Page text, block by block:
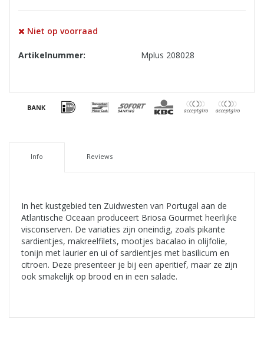
Niet op voorraad
Artikelnummer: Mplus 208028
Info Reviews
In het kustgebied ten Zuidwesten van Portugal aan de
Atlantische Oceaan produceert Briosa Gourmet heerlijke
visconserven. De variaties zijn oneindig, zoals pikante
sardientjes, makreelfilets, mootjes bacalao in olijfolie,
tonijn met laurier en ui of sardientjes met basilicum en
citroen. Deze presenteer je bij een aperitief, maar ze zijn
ook smakelijk op brood en in een salade.